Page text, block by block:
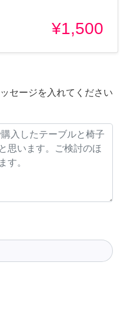
¥1,500
セージを入れてください